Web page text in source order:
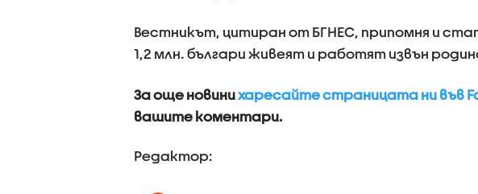
Вестникът, цитиран от БГНЕС, припомня и
1,2 млн. българи живеят и работят извън
За още новинихаресайте страницата ни във
вашите коментари.
Редактор: